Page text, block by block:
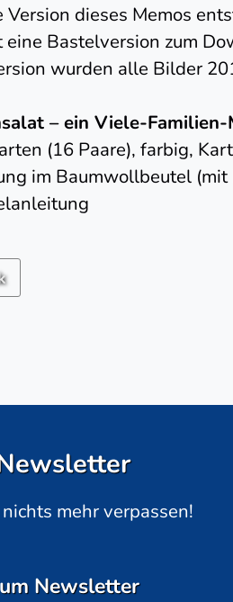
Version dieses Memos
eine Bastelversion zum
wurden alle Bilder
– ein Viele-Familien-
(16 Paare), farbig,
im Baumwollbeutel
mehr verpassen!
Newsletter